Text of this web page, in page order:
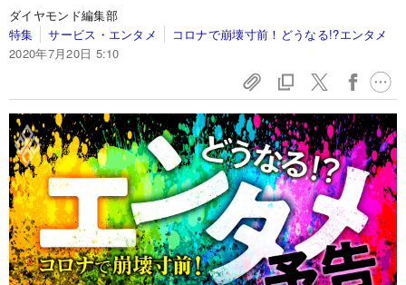
ダイヤモンド編集部
特集
サービス・エンタメ
コロナで崩壊寸前！どうなる!?エンタメ
2020年7月20日 5:10